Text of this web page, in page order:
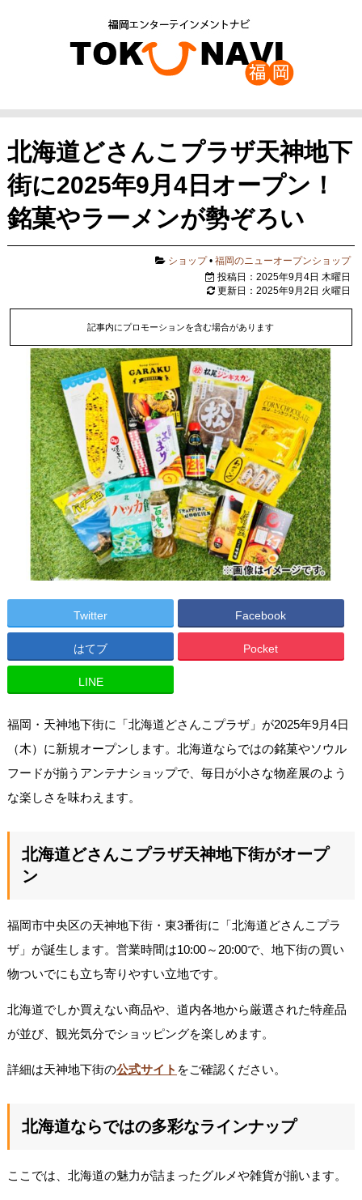
北海道どさんこプラザ天神地下
街に2025年9月4日オープン！
銘菓やラーメンが勢ぞろい
ショップ•福岡のニューオープンショップ
投稿日：2025年9月4日 木曜日
更新日：2025年9月2日 火曜日
記事内にプロモーションを含む場合があります
Twitter Facebook
はてブ Pocket
LINE
福岡・天神地下街に「北海道どさんこプラザ」が2025年9月4日
（木）に新規オープンします。北海道ならではの銘菓やソウル
フードが揃うアンテナショップで、毎日が小さな物産展のよう
な楽しさを味わえます。
北海道どさんこプラザ天神地下街がオープ
ン
福岡市中央区の天神地下街・東3番街に「北海道どさんこプラ
ザ」が誕生します。営業時間は10:00～20:00で、地下街の買い
物ついでにも立ち寄りやすい立地です。
北海道でしか買えない商品や、道内各地から厳選された特産品
が並び、観光気分でショッピングを楽しめます。
詳細は天神地下街の公式サイト をご確認ください。
北海道ならではの多彩なラインナップ
ここでは、北海道の魅力が詰まったグルメや雑貨が揃います。